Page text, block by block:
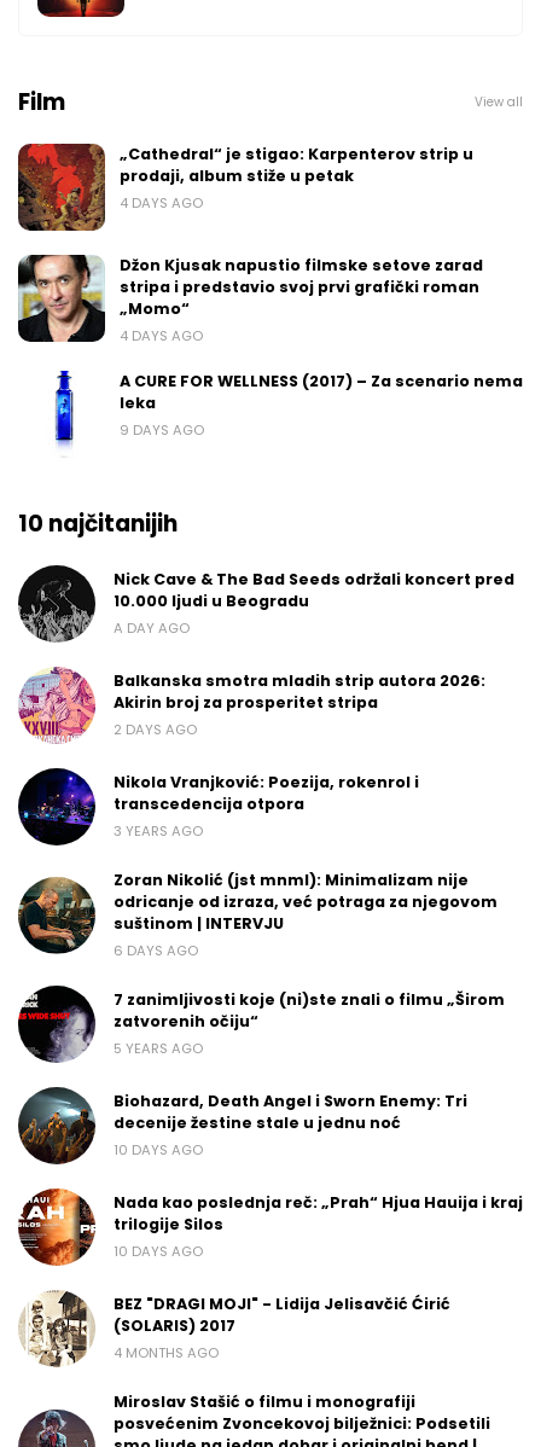
Film View all
„Cathedral“ je stigao: Karpenterov strip u
prodaji, album stiže u petak
4 DAYS AGO
Džon Kjusak napustio filmske setove zarad
stripa i predstavio svoj prvi grafički roman
„Momo“
4 DAYS AGO
A CURE FOR WELLNESS (2017) – Za scenario nema
leka
9 DAYS AGO
10 najčitanijih
Nick Cave & The Bad Seeds održali koncert pred
10.000 ljudi u Beogradu
A DAY AGO
Balkanska smotra mladih strip autora 2026:
Akirin broj za prosperitet stripa
2 DAYS AGO
Nikola Vranjković: Poezija, rokenrol i
transcedencija otpora
3 YEARS AGO
Zoran Nikolić (jst mnml): Minimalizam nije
odricanje od izraza, već potraga za njegovom
suštinom | INTERVJU
6 DAYS AGO
7 zanimljivosti koje (ni)ste znali o filmu „Širom
zatvorenih očiju“
5 YEARS AGO
Biohazard, Death Angel i Sworn Enemy: Tri
decenije žestine stale u jednu noć
10 DAYS AGO
Nada kao poslednja reč: „Prah“ Hjua Hauija i kraj
trilogije Silos
10 DAYS AGO
BEZ "DRAGI MOJI" - Lidija Jelisavčić Ćirić
(SOLARIS) 2017
4 MONTHS AGO
Miroslav Stašić o filmu i monografiji
posvećenim Zvoncekovoj bilježnici: Podsetili